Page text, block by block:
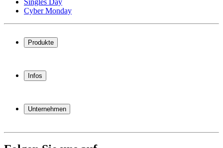
Singles Day
Cyber Monday
Produkte
Weinregal
Weinmöbel
Infos
Garantie
Bezahlung
Rückgabe
Unternehmen
Black Friday